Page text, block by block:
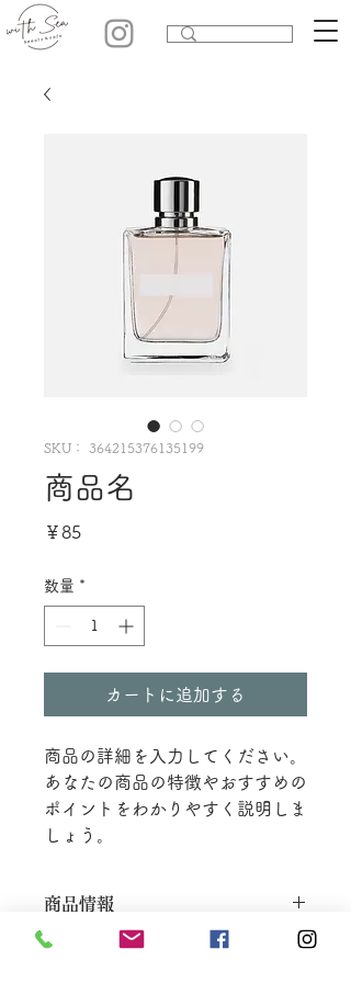
SKU： 364215376135199
商品名
￥85価
数量 *
カートに追加する
商品の詳細を入力してください。
あなたの商品の特徴やおすすめの
ポイントをわかりやすく説明しま
しょう。
商品情報
商品の詳細を入力してください。サイ